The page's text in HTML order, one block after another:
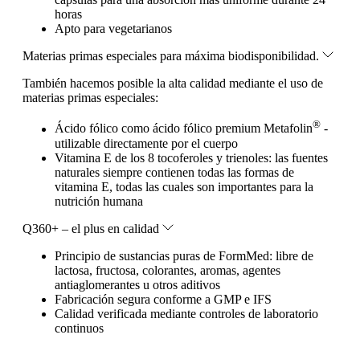
horas
Apto para vegetarianos
Materias primas especiales para máxima biodisponibilidad.
También hacemos posible la alta calidad mediante el uso de
materias primas especiales:
Ácido fólico como ácido fólico premium Metafolin® -
utilizable directamente por el cuerpo
Vitamina E de los 8 tocoferoles y trienoles: las fuentes
naturales siempre contienen todas las formas de
vitamina E, todas las cuales son importantes para la
nutrición humana
Q360+ – el plus en calidad
Principio de sustancias puras de FormMed: libre de
lactosa, fructosa, colorantes, aromas, agentes
antiaglomerantes u otros aditivos
Fabricación segura conforme a GMP e IFS
Calidad verificada mediante controles de laboratorio
continuos